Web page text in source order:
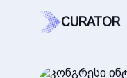
CURATOR